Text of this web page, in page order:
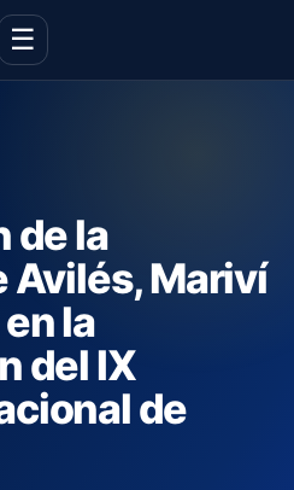
☰
de la
Avilés, Mariví
la
del IX
de